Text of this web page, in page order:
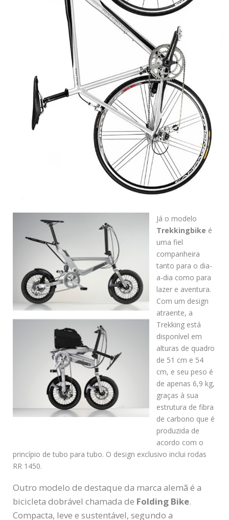
Já o modelo
Trekkingbike é
uma fiel
companheira
tanto para o dia-
a-dia como para
lazer e aventura.
Com um design
atraente, a
Trekking está
disponível em
alturas de quadro
de 51 cm e 54
cm, e seu peso é
de apenas 6,9 kg,
graças à sua
estrutura de fibra
de carbono que é
produzida de
acordo com o
princípio de tubo para tubo. O design exclusivo inclui rodas
RR 1450.
Outro modelo de destaque da marca alemã é a
bicicleta dobrável chamada de Folding Bike.
Compacta, leve e sustentável, segundo a